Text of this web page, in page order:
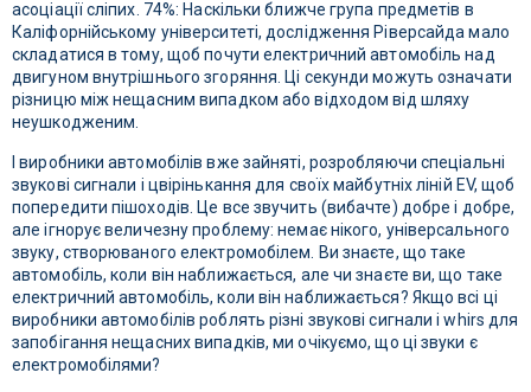
асоціації сліпих. 74%: Наскільки ближче група предметів в
Каліфорнійському університеті, дослідження Ріверсайда мало
складатися в тому, щоб почути електричний автомобіль над
двигуном внутрішнього згоряння. Ці секунди можуть означати
різницю між нещасним випадком або відходом від шляху
неушкодженим.
І виробники автомобілів вже зайняті, розробляючи спеціальні
звукові сигнали і цвірінькання для своїх майбутніх ліній EV, щоб
попередити пішоходів. Це все звучить (вибачте) добре і добре,
але ігнорує величезну проблему: немає нікого, універсального
звуку, створюваного електромобілем. Ви знаєте, що таке
автомобіль, коли він наближається, але чи знаєте ви, що таке
електричний автомобіль, коли він наближається? Якщо всі ці
виробники автомобілів роблять різні звукові сигнали і whirs для
запобігання нещасних випадків, ми очікуємо, що ці звуки є
електромобілями?